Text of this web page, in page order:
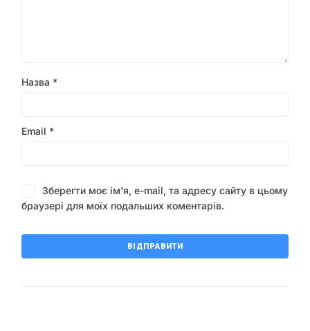
Назва *
Email *
Зберегти моє ім'я, e-mail, та адресу сайту в цьому
браузері для моїх подальших коментарів.